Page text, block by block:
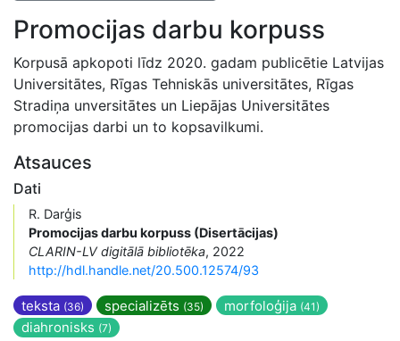
Promocijas darbu korpuss
Korpusā apkopoti līdz 2020. gadam publicētie Latvijas
Universitātes, Rīgas Tehniskās universitātes, Rīgas
Stradiņa unversitātes un Liepājas Universitātes
promocijas darbi un to kopsavilkumi.
Atsauces
Dati
R. Darģis
Promocijas darbu korpuss (Disertācijas)
CLARIN-LV digitālā bibliotēka, 2022
http://hdl.handle.net/20.500.12574/93
teksta (36) specializēts (35) morfoloģija (41)
diahronisks (7)